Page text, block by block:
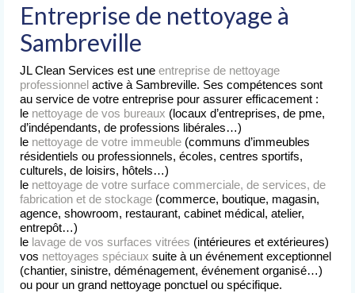
Nettoyage
d’Immeubles
Nettoyage
de Commerces
Lavage
de Vitres
Nettoyages
spéciaux
Nettoyage après chantier
Nettoyage après sinistre
Nettoyage après déménagement
Entreprise de nettoyage à
Sambreville
JL Clean Services est une entreprise de nettoyage
professionnel active à Sambreville. Ses compétences sont
au service de votre entreprise pour assurer efficacement :
le nettoyage de vos bureaux (locaux d’entreprises, de pme,
d’indépendants, de professions libérales…)
le nettoyage de votre immeuble (communs d’immeubles
résidentiels ou professionnels, écoles, centres sportifs,
culturels, de loisirs, hôtels…)
le nettoyage de votre surface commerciale, de services, de
fabrication et de stockage (commerce, boutique, magasin,
agence, showroom, restaurant, cabinet médical, atelier,
entrepôt…)
le lavage de vos surfaces vitrées (intérieures et extérieures)
vos nettoyages spéciaux suite à un événement exceptionnel
(chantier, sinistre, déménagement, événement organisé…)
ou pour un grand nettoyage ponctuel ou spécifique.